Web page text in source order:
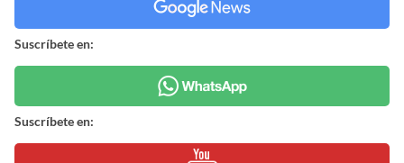
Suscríbete en:
Suscríbete en: